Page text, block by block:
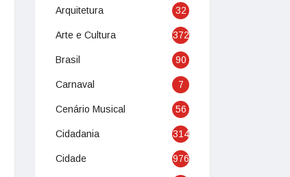
Arquitetura 32
Arte e Cultura 372
Brasil 90
Carnaval 7
Cenário Musical 56
Cidadania 314
Cidade 976